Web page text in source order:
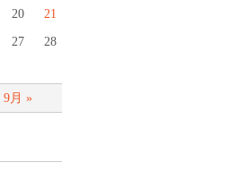
9月 »
20 21
27 28